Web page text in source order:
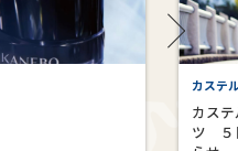
カステ
カス
ツ ５